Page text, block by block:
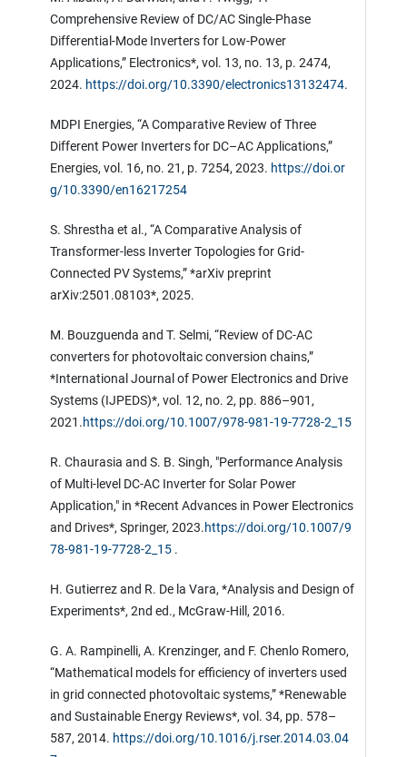
Comprehensive Review of DC/AC Single-Phase
Differential-Mode Inverters for Low-Power
Applications,” Electronics*, vol. 13, no. 13, p. 2474,
2024. https://doi.org/10.3390/electronics13132474.
MDPI Energies, “A Comparative Review of Three
Different Power Inverters for DC–AC Applications,”
Energies, vol. 16, no. 21, p. 7254, 2023. https://doi.or
g/10.3390/en16217254
S. Shrestha et al., “A Comparative Analysis of
Transformer-less Inverter Topologies for Grid-
Connected PV Systems,” *arXiv preprint
arXiv:2501.08103*, 2025.
M. Bouzguenda and T. Selmi, “Review of DC-AC
converters for photovoltaic conversion chains,”
*International Journal of Power Electronics and Drive
Systems (IJPEDS)*, vol. 12, no. 2, pp. 886–901,
2021.https://doi.org/10.1007/978-981-19-7728-2_15
R. Chaurasia and S. B. Singh, "Performance Analysis
of Multi-level DC-AC Inverter for Solar Power
Application," in *Recent Advances in Power Electronics
and Drives*, Springer, 2023.https://doi.org/10.1007/9
78-981-19-7728-2_15 .
H. Gutierrez and R. De la Vara, *Analysis and Design of
Experiments*, 2nd ed., McGraw-Hill, 2016.
G. A. Rampinelli, A. Krenzinger, and F. Chenlo Romero,
“Mathematical models for efficiency of inverters used
in grid connected photovoltaic systems,” *Renewable
and Sustainable Energy Reviews*, vol. 34, pp. 578–
587, 2014. https://doi.org/10.1016/j.rser.2014.03.04